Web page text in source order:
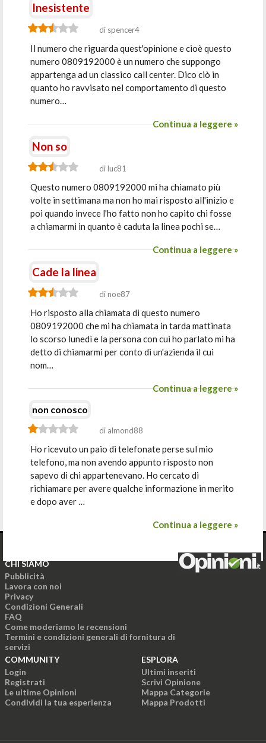
Inesistente
di spencer4
Il numero che riguarda quest'opinione e cioè questo
numero 0809192000 è un numero che suppongo
appartenga ad un classico call center. Dico ciò in
quanto ho ravvisato nel comportamento di questo
numero…
Continua a leggere »
Non so
di luc81
Questo numero 0809192000 mi ha chiamato più
volte in settimana ma non ho mai risposto all'inizio e
poi quando invece l'ho fatto non ho capito chi fosse
a chiamarmi in quanto è caduta la linea pochi se…
Continua a leggere »
Cade la linea
di noe87
Ho risposto alla chiamata di questo numero
0809192000 che mi ha chiamata in tarda mattinata
lo scorso lunedì e la persona con cui ho parlato mi ha
detto di chiamarmi per conto di un'azienda il cui
nom…
Continua a leggere »
non conosco
di almond88
Ho ricevuto un paio di telefonate perse sul mio
telefono, ma non avendo appunto risposto non
sapevo di chi appartenevano. Ho cercato di
richiamare per avere qualche informazione in merito
e dopo aver …
Continua a leggere »
CHI SIAMO
Pubblicità
Lavora con noi
Privacy
Condizioni Generali
FAQ
Come moderiamo le recensioni
Termini e condizioni generali di fornitura di
servizi
COMMUNITY
Login
Registrati
Le ultime Opinioni
Condividi la tua esperienza
ESPLORA
Ultimi inseriti
Scrivi Opinione
Mappa Categorie
Mappa Prodotti